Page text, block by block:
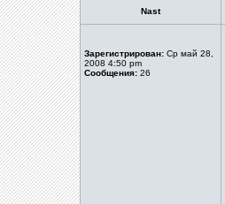
Nast
Зарегистрирован: Ср май 28,
2008 4:50 pm
Сообщения: 26